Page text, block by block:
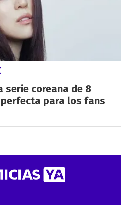
serie coreana de 8
para los fans